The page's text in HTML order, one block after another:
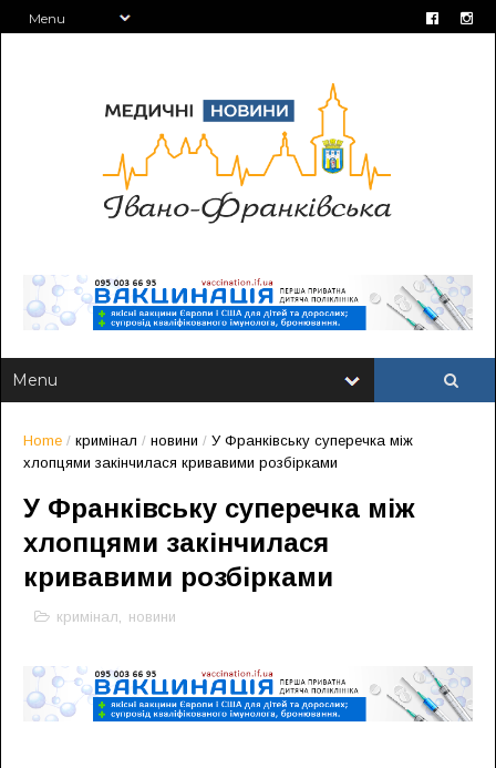
Home / кримінал / новини / У Франківську суперечка між
хлопцями закінчилася кривавими розбірками
У Франківську суперечка між
хлопцями закінчилася
кривавими розбірками
кримінал, новини